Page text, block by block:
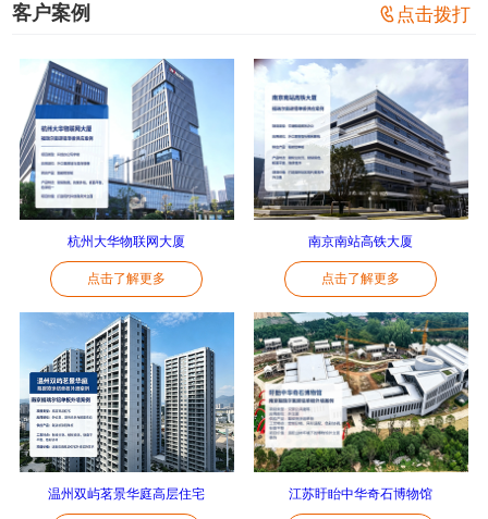
客户案例  点击拨打
杭州大华物联网大厦
点击了解更多
南京南站高铁大厦
点击了解更多
温州双屿茗景华庭高层住宅 江苏盱眙中华奇石博物馆